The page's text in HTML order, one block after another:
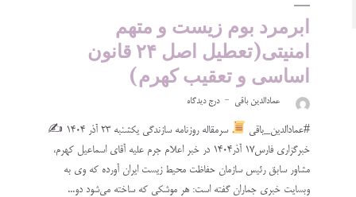
ابرمرد بوم زیست و متهم
امنیتی(تعطیل اصل ۲۴ قانون
اساسی و تعقیب کهرم)
عمادالدین باقی درج دیدگاه
#عمادالدین_باقی
سرمقاله روزنامه سازندگی یکشنبه ۲۳ آذر ۱۴۰۴ ✍
خبرگزاری فارس۱۷ آذر۱۴۰۴ در خبر اعلام جرم علیه آقای اسماعیل کهرم،
مشاور سابق رئیس سازمان حفاظت محیط زیست ایران آورده که وی به
وبسایت خبری جماران گفته است: هر موشکی که ساخته می‌شود دو...